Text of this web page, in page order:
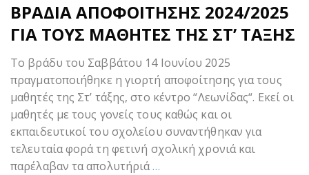
ΒΡΑΔΙΑ ΑΠΟΦΟΙΤΗΣΗΣ 2024/2025
ΓΙΑ ΤΟΥΣ ΜΑΘΗΤΕΣ ΤΗΣ ΣΤ’ ΤΑΞΗΣ
Το βράδυ του Σαββάτου 14 Ιουνίου 2025
πραγματοποιήθηκε η γιορτή αποφοίτησης για τους
μαθητές της Στ’ τάξης, στο κέντρο “Λεωνίδας“. Εκεί οι
μαθητές με τους γονείς τους καθώς και οι
εκπαιδευτικοί του σχολείου συναντήθηκαν για
τελευταία φορά τη φετινή σχολική χρονιά και
παρέλαβαν τα απολυτήριά…